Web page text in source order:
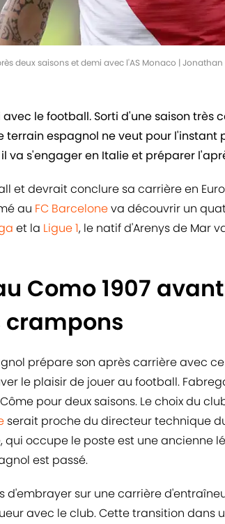
deux saisons et demi avec l'AS Monaco |
le football. Sorti d'une saison très
terrain espagnol ne veut pour l'instant
va s'engager en Italie et préparer
et devrait conclure sa carrière en
au FC Barceloneva découvrir un
et la Ligue 1, le natif d'Arenys de Mar
Como 1907
crampons
prépare son après carrière avec
le plaisir de jouer au football.
pour deux saisons. Le choix du
serait proche du directeur technique
qui occupe le poste est une ancienne
est passé.
sur une carrière
avec le club. Cette transition dans